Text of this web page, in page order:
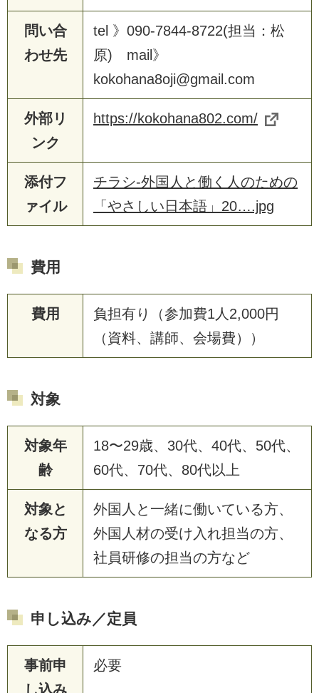
問い合
わせ先
tel 》090-7844-8722(担当：松
原) mail》
kokohana8oji@gmail.com
外部リ
ンク
https://kokohana802.com/
添付フ
ァイル
チラシ-外国人と働く人のための
「やさしい日本語」20….jpg
費用
費用
負担有り（参加費1人2,000円
（資料、講師、会場費））
対象
対象年
齢
18〜29歳、30代、40代、50代、
60代、70代、80代以上
対象と
なる方
外国人と一緒に働いている方、
外国人材の受け入れ担当の方、
社員研修の担当の方など
申し込み／定員
事前申
し込み
必要